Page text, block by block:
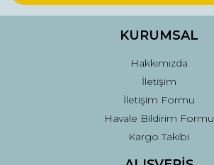
Ürün fiyatı diğer sitelerden daha pahalı.
Gönder
KURUMSAL
Hakkımızda
İletişim
İletişim Formu
Havale Bildirim Formu
Kargo Takibi